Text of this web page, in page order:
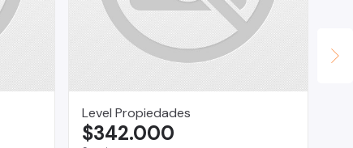
Level Propiedades
$342.000